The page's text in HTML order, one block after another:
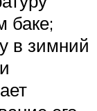
баке;
в зимний